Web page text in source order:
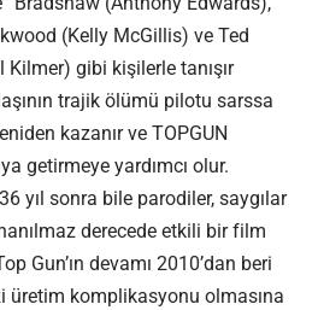
(Kelly McGillis) ve Ted
Kilmer) gibi kişilerle tanışır
trajik ölümü pilotu sarssa
kazanır ve TOPGUN
getirmeye yardımcı olur.
yıl sonra bile parodiler, saygılar
derecede etkili bir film
Gun’ın devamı 2010’dan beri
üretim komplikasyonu olmasına